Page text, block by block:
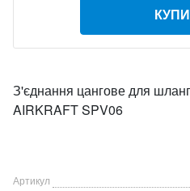
З'єднання цангове для
AIRKRAFT SPV06
Артикул